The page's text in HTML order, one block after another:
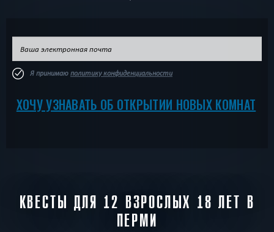
Я принимаю политику конфиденциальности
ХОЧУ УЗНАВАТЬ ОБ ОТКРЫТИИ НОВЫХ КОМНАТ
КВЕСТЫ ДЛЯ 12 ВЗРОСЛЫХ 18 ЛЕТ В
ПЕРМИ